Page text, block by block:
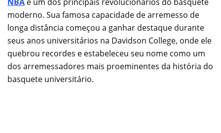
moderno. Sua famosa capacidade de arremesso de
longa distância começou a ganhar destaque durante
seus anos universitários na Davidson College, onde ele
quebrou recordes e estabeleceu seu nome como um
dos arremessadores mais proeminentes da história do
basquete universitário.